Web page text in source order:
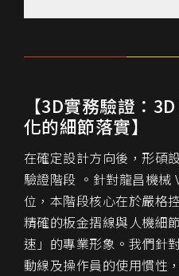
【3D實務驗證：
化的細節落實】
在確定設計方向後，形碩
驗證階段 。針對龍昌機械
位，本階段核心在於嚴格
精確的板金摺線與人機細
速」的專業形象。我們針
動線及操作員的使用慣性